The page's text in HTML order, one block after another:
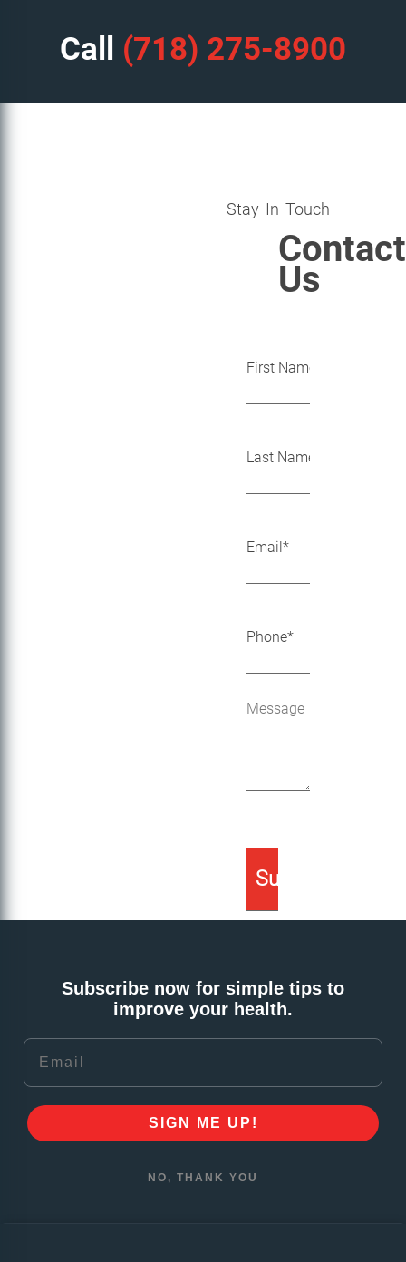
Call (718) 275-8900
Stay In Touch
Contact
Us
Subscribe now for simple tips to
improve your health.
Email
SIGN ME UP!
NO, THANK YOU